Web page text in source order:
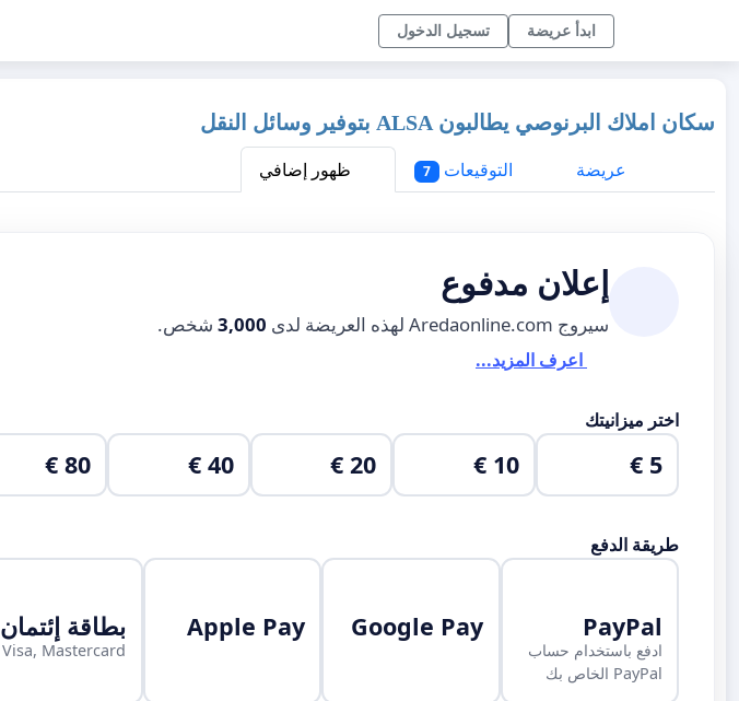
تسجيل الدخول ابدأ عريضة
سكان املاك البرنوصي يطالبون ALSA بتوفير وسائل النقل
عريضة
التوقيعات 7 ظهور إضافي
إعلان مدفوع
سيروج Aredaonline.com لهذه العريضة لدى 3,000 شخص.
اعرف المزيد...
اختر ميزانيتك
5 €
10 €
20 €
40 €
80 €
طريقة الدفع
PayPal
ادفع باستخدام حساب
PayPal الخاص بك
Google Pay
Apple Pay بطاقة إئتمان
Visa, Mastercard